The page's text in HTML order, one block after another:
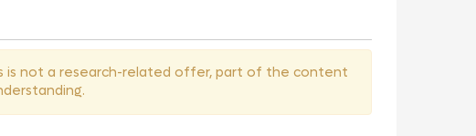
is not a research-related offer, part of the content